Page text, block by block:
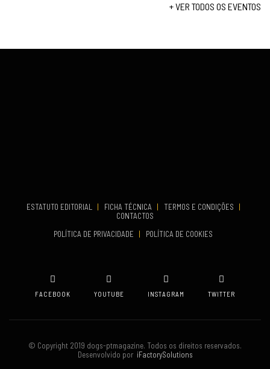
+ VER TODOS OS EVENTOS
ESTATUTO EDITORIAL | FICHA TÉCNICA | TERMOS E CONDIÇÕES
|
CONTACTOS
POLÍTICA DE PRIVACIDADE
| POLÍTICA DE COOKIES
FACEBOOK YOUTUBE INSTAGRAM TWITTER
© Copyright 2019 dogs-ptmagazine. Todos os direitos reservados.
Desenvolvido poriFactorySolutions